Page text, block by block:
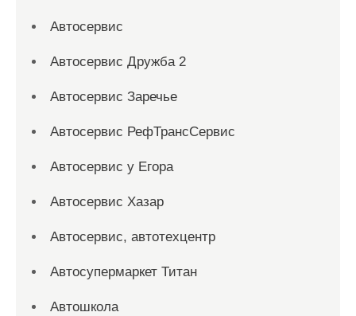
Автосервис
Автосервис Дружба 2
Автосервис Заречье
Автосервис РефТрансСервис
Автосервис у Егора
Автосервис Хазар
Автосервис, автотехцентр
Автосупермаркет Титан
Автошкола